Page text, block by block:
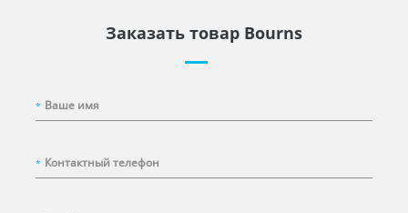
Заказать товар Bourns
*
*